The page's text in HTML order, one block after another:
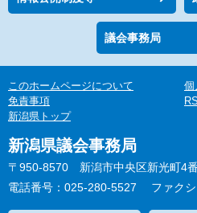
議会事務局
このホームページについて
個
免責事項
新潟県トップ
新潟県議会事務局
〒950-8570 新潟市中央区新光町4
電話番号：025-280-5527
ファク